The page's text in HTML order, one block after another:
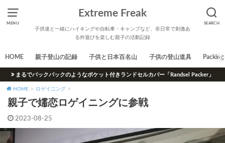
MENU SEARCH
Extreme Freak
子供達と一緒にハイキングや自転車・キャンプなど、非日常で刺激あ
る外遊びを楽しむ親子の活動記録
HOME 親子登山の記録 子供と日本百名山 子供の登山道具 Packing
まるでバックパックのようなポケット付きランドセルカバー「Randsel Packer」
HOME ロゲイニング
親子で嬬恋ロゲイニングに参戦
2023-08-25